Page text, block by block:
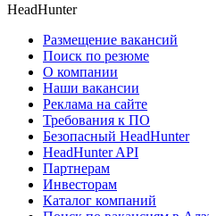
HeadHunter
Размещение вакансий
Поиск по резюме
О компании
Наши вакансии
Реклама на сайте
Требования к ПО
Безопасный HeadHunter
HeadHunter API
Партнерам
Инвесторам
Каталог компаний